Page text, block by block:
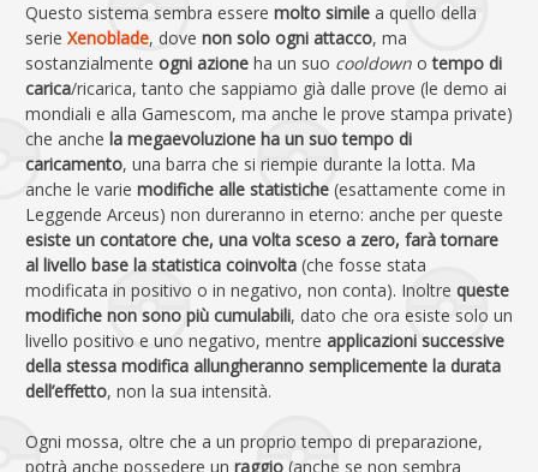
Questo sistema sembra essere molto simile a quello della
serie Xenoblade, dove non solo ogni attacco, ma
sostanzialmente ogni azione ha un suo cooldown otempo di
carica/ricarica, tanto che sappiamo già dalle prove (le demo ai
mondiali e alla Gamescom, ma anche le prove stampa private)
che anche la megaevoluzione ha un suo tempo di
caricamento, una barra che si riempie durante la lotta. Ma
anche le varie modifiche alle statistiche (esattamente come in
Leggende Arceus) non dureranno in eterno: anche per queste
esiste un contatore che, una volta sceso a zero, farà tornare
al livello base la statistica coinvolta (che fosse stata
modificata in positivo o in negativo, non conta). Inoltre queste
modifiche non sono più cumulabili, dato che ora esiste solo un
livello positivo e uno negativo, mentre applicazioni successive
della stessa modifica allungheranno semplicemente la durata
dell’effetto, non la sua intensità.
Ogni mossa, oltre che a un proprio tempo di preparazione,
potrà anche possedere un raggio (anche se non sembra